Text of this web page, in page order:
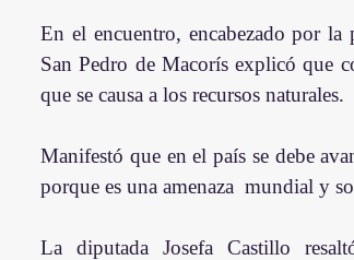
En el encuentro, encabezado por
San Pedro de Macorís explicó que
que se causa a los recursos naturales.
Manifestó que en el país se debe
porque es una amenaza  mundial y
La diputada Josefa Castillo